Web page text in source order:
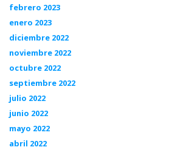
febrero 2023
enero 2023
diciembre 2022
noviembre 2022
octubre 2022
septiembre 2022
julio 2022
junio 2022
mayo 2022
abril 2022